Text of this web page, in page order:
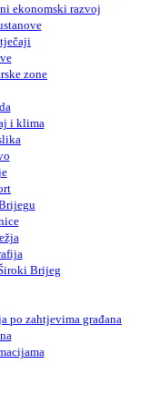
ekonomski razvoj
zone
i klima
Brijeg
po zahtjevima građana